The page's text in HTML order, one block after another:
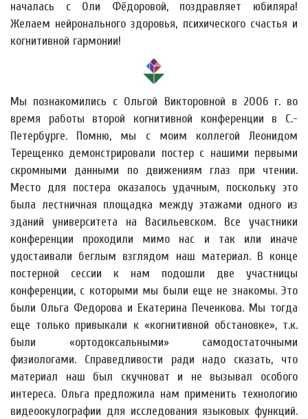
началась с Оли Фёдоровой, поздравляет юбиляра!
Желаем нейронального здоровья, психического счастья и
когнитивной гармонии!
Мы познакомились с Ольгой Викторовной в 2006 г. во
время работы второй когнитивной конференции в С.-
Петербурге. Помню, мы с моим коллегой Леонидом
Терещенко демонстрировали постер с нашими первыми
скромными данными по движениям глаз при чтении.
Место для постера оказалось удачным, поскольку это
была лестничная площадка между этажами одного из
зданий университета на Васильевском. Все участники
конференции проходили мимо нас и так или иначе
удостаивали беглым взглядом наш материал. В конце
постерной сессии к нам подошли две участницы
конференции, с которыми мы были еще не знакомы. Это
были Ольга Федорова и Екатерина Печенкова. Мы тогда
еще только привыкали к «когнитивной обстановке», т.к.
были «ортодоксальными» самодостаточными
физиологами. Справедливости ради надо сказать, что
материал наш был скучноват и не вызывал особого
интереса. Ольга предложила нам применить технологию
видеоокулографии для исследования языковых функций.